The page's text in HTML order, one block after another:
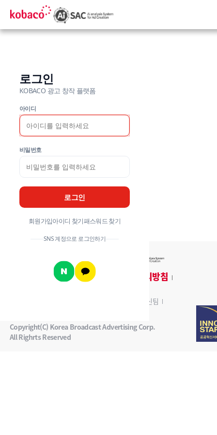
로그인
KOBACO 광고 창작 플랫폼
아이디
비밀번호
로그인
회원가입아이디 찾기패스워드 찾기
SNS 계정으로 로그인하기
서비스 이용약관 개인정보 처리방침
담당부서 : AI 혁신팀
Copyright(C) Korea Broadcast Advertising Corp.
All Righrts Reserved